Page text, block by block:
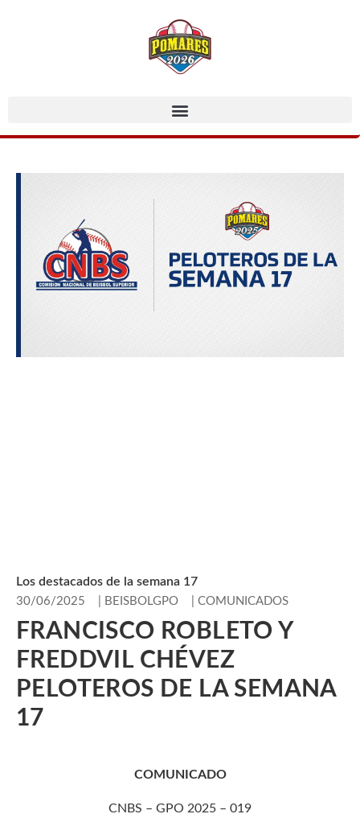
Los destacados de la semana 17
30/06/2025 BEISBOLGPO COMUNICADOS
FRANCISCO ROBLETO Y
FREDDVIL CHÉVEZ
PELOTEROS DE LA SEMANA
17
COMUNICADO
CNBS – GPO 2025 – 019